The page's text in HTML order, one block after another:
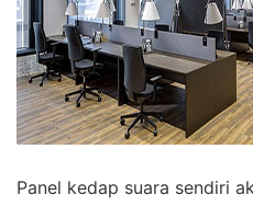
Panel kedap suara sendiri